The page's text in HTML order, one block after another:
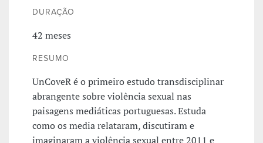
DURAÇÃO
42 meses
RESUMO
UnCoveR é o primeiro estudo transdisciplinar
abrangente sobre violência sexual nas
paisagens mediáticas portuguesas. Estuda
como os media relataram, discutiram e
imaginaram a violência sexual entre 2011 e